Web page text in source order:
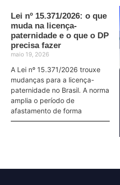
Lei nº 15.371/2026: o que
muda na licença-
paternidade e o que o DP
precisa fazer
maio 19, 2026
A Lei nº 15.371/2026 trouxe
mudanças para a licença-
paternidade no Brasil. A norma
amplia o período de
afastamento de forma